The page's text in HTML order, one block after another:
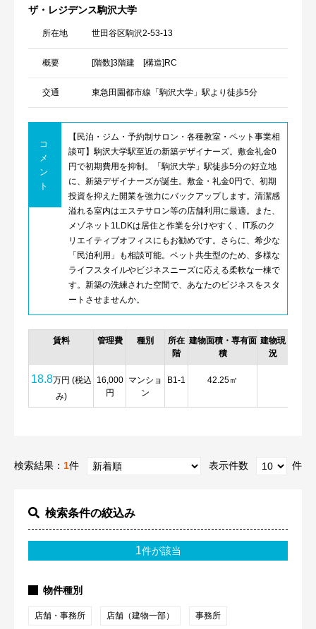
検索条件の絞込み
1件が該当
物件種別
店舗・事務所 店舗（建物一部） 事務所
ザ・レジデンス駒沢大学
所在地 世田谷区駒沢2-53-13
概要 [階数]3階建 [構造]RC
交通 東急田園都市線「駒沢大学」駅より徒歩5分
コ
メ
ン
ト
【民泊・ジム・予約制サロン・各種教室・ペット事業相
談可】駒沢大学駅至近の新築デザイナーズ。敷金礼金0
円で初期費用を抑制。「駒沢大学」駅徒歩5分の好立地
に、新築デザイナーズが誕生。敷金・礼金0円で、初期
投資を抑えた開業を強力にバックアップします。清潔感
溢れる室内はエステサロン等の店舗利用に最適。また、
メゾネット1LDKは居住と作業を分けやすく、IT系のク
リエイティブオフィスにもお勧めです。さらに、希少な
「民泊利用」も相談可能。ペット共生型のため、多様な
ライフスタイルやビジネスニーズに応える柔軟な一棟で
す。新築の洗練された空間で、あなたのビジネスをスタ
ートさせませんか。
賃料 管理費 種別
所在
階
建物面積・専有面
積
建物現
況
18.8万円 (税込
み)
16,000
円
マンショ
ン
B1-1 42.25㎡
検索結果： 1件 表示件数 件